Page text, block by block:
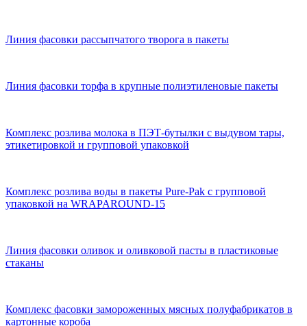
Линия фасовки рассыпчатого творога в пакеты
Линия фасовки торфа в крупные полиэтиленовые пакеты
Комплекс розлива молока в ПЭТ-бутылки с выдувом тары,
этикетировкой и групповой упаковкой
Комплекс розлива воды в пакеты Pure-Pak с групповой
упаковкой на WRAPAROUND-15
Линия фасовки оливок и оливковой пасты в пластиковые
стаканы
Комплекс фасовки замороженных мясных полуфабрикатов в
картонные короба